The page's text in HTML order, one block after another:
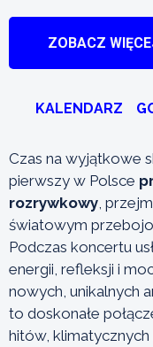
ZOBACZ
KALENDARZ
Czas na wyjątkowe
pierwszy w Polsce
rozrywkowy ,
światowym
Podczas koncertu
energii, refleksji i
nowych, unikalnych
to doskonałe
hitów,